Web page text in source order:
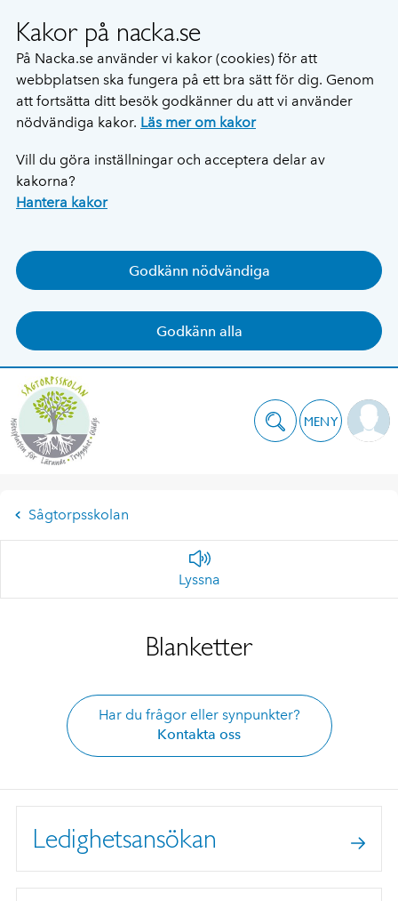
Kakor på nacka.se
På Nacka.se använder vi kakor (cookies) för att
webbplatsen ska fungera på ett bra sätt för dig. Genom
att fortsätta ditt besök godkänner du att vi använder
nödvändiga kakor. Läs mer om kakor
Vill du göra inställningar och acceptera delar av
kakorna?
Hantera kakor
Godkänn nödvändiga
Godkänn alla
MENY
Sågtorpsskolan
Lyssna
Blanketter
Har du frågor eller synpunkter?
Kontakta oss
Ledighetsansökan